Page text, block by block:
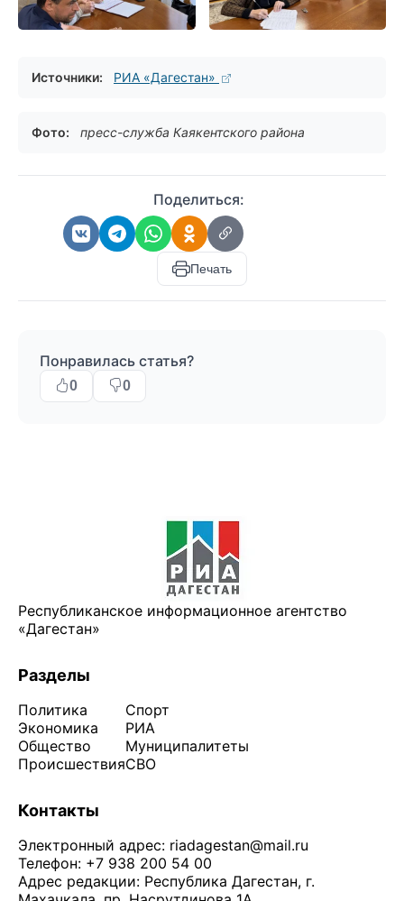
Источники: РИА «Дагестан»
Фото: пресс-служба Каякентского района
Поделиться:
Печать
Понравилась статья?
0 0
Республиканское информационное агентство
«Дагестан»
Разделы
Политика
Экономика
Общество
Происшествия
Спорт
РИА
Муниципалитеты
СВО
Контакты
Электронный адрес: riadagestan@mail.ru
Телефон: +7 938 200 54 00
Адрес редакции: Республика Дагестан, г.